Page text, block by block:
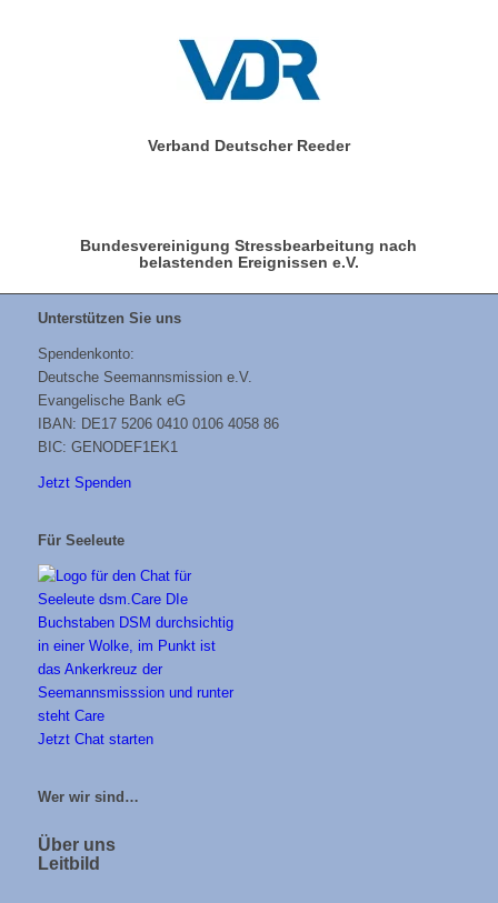
Verband Deutscher Reeder
Bundesvereinigung Stressbearbeitung nach
belastenden Ereignissen e.V.
Unterstützen Sie uns
Spendenkonto:
Deutsche Seemannsmission e.V.
Evangelische Bank eG
IBAN: DE17 5206 0410 0106 4058 86
BIC: GENODEF1EK1
Jetzt Spenden
Für Seeleute
Jetzt Chat starten
Wer wir sind…
Über uns
Leitbild